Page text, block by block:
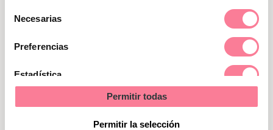
Necesarias
Preferencias
Estadística
Permitir todas
Permitir la selección
295 €
Gasto medio por hijo material escolar
288 €
Gasto medio por hijo en uniformes en